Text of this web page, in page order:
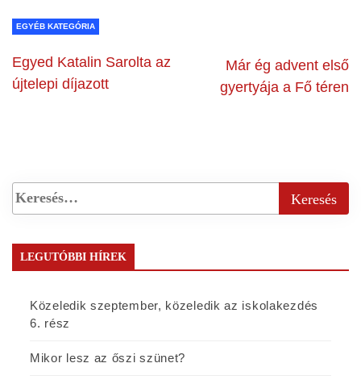
EGYÉB KATEGÓRIA
Egyed Katalin Sarolta az
újtelepi díjazott
Már ég advent első
gyertyája a Fő téren
LEGUTÓBBI HÍREK
Közeledik szeptember, közeledik az iskolakezdés
6. rész
Mikor lesz az őszi szünet?